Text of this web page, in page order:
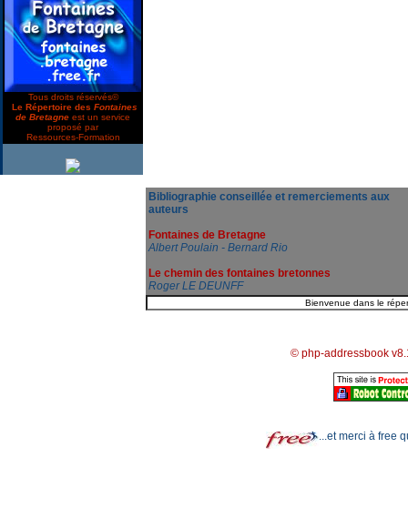
Tous droits réservés©
Le Répertoire des Fontaines
de Bretagne est un service
proposé par
Ressources-Formation
Bibliographie conseillée et remerciements aux
auteurs
Fontaines de Bretagne
Albert Poulain - Bernard Rio
Le chemin des fontaines bretonnes
Roger LE DEUNFF
© php-addressbook
...et merci à free